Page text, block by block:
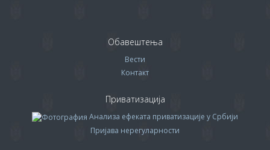
Обавештења
Вести
Контакт
Приватизација
Анализа ефеката приватизације у Србији
Пријава нерегуларности